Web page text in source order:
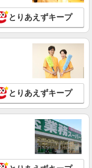
：207,000円〜 固定残業
含む） ※超過分別途支給
（目安3カ月）の給与
歳 月給28万円＋賞与) ■年
給30万円＋賞与) 【評
・10月) ■賞与：年2回(4
度：年2回(4月・10月)
会社の定める場所】
詳細を見る
シゴト
定あり
駅：渋谷駅
詳細を見る
とりあえずキープ
とりあえずキープ